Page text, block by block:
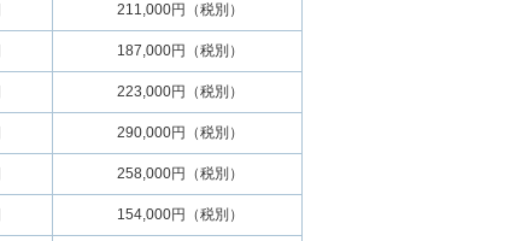
211,000円（税別）
187,000円（税別）
223,000円（税別）
290,000円（税別）
258,000円（税別）
154,000円（税別）